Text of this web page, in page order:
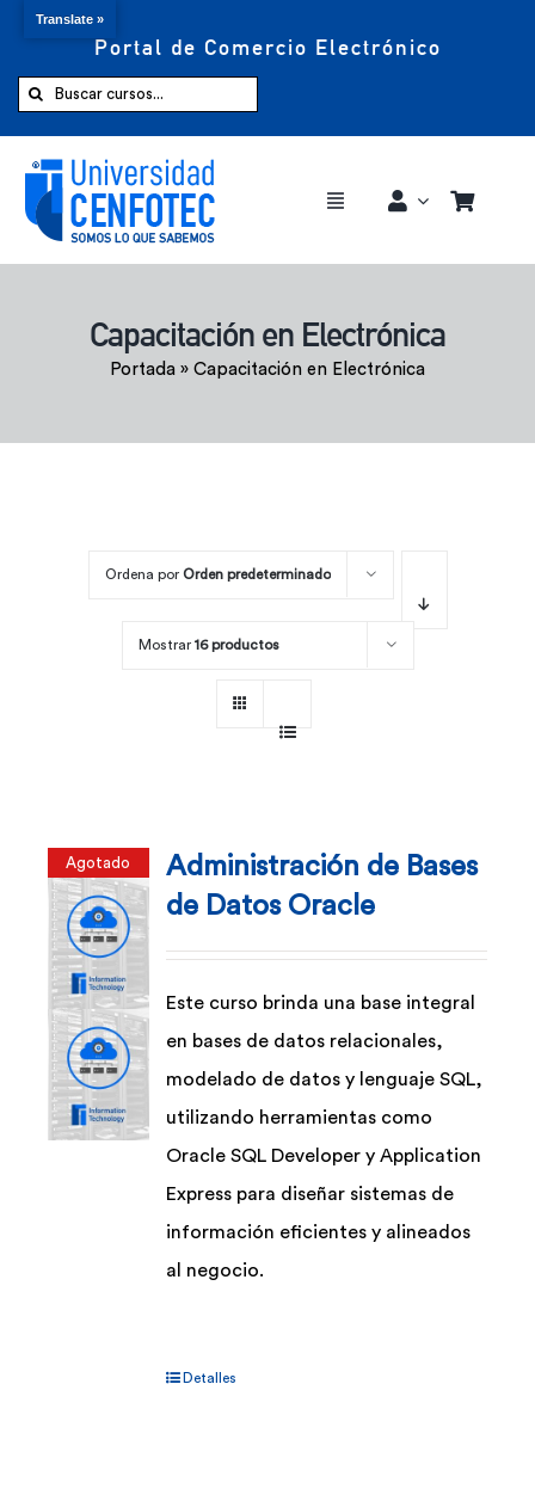
Portal de Comercio Electrónico
Buscar:
Toggle
Comprar ahora
Capacitación en Electrónica
Portada » Capacitación en Electrónica
Ordena por Orden predeterminado
Mostrar 16 productos
Agotado
Administración de Bases
de Datos Oracle
Este curso brinda una base integral
en bases de datos relacionales,
modelado de datos y lenguaje SQL,
utilizando herramientas como
Oracle SQL Developer y Application
Express para diseñar sistemas de
información eficientes y alineados
al negocio.
Detalles
Translate »